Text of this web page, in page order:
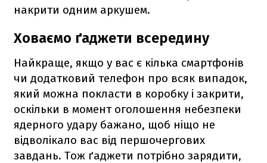
накрити одним аркушем.
Ховаємо ґаджети всередину
Найкраще, якщо у вас є кілька смартфонів
чи додатковий телефон про всяк випадок,
який можна покласти в коробку і закрити,
оскільки в момент оголошення небезпеки
ядерного удару бажано, щоб ніщо не
відволікало вас від першочергових
завдань. Тож ґаджети потрібно зарядити,